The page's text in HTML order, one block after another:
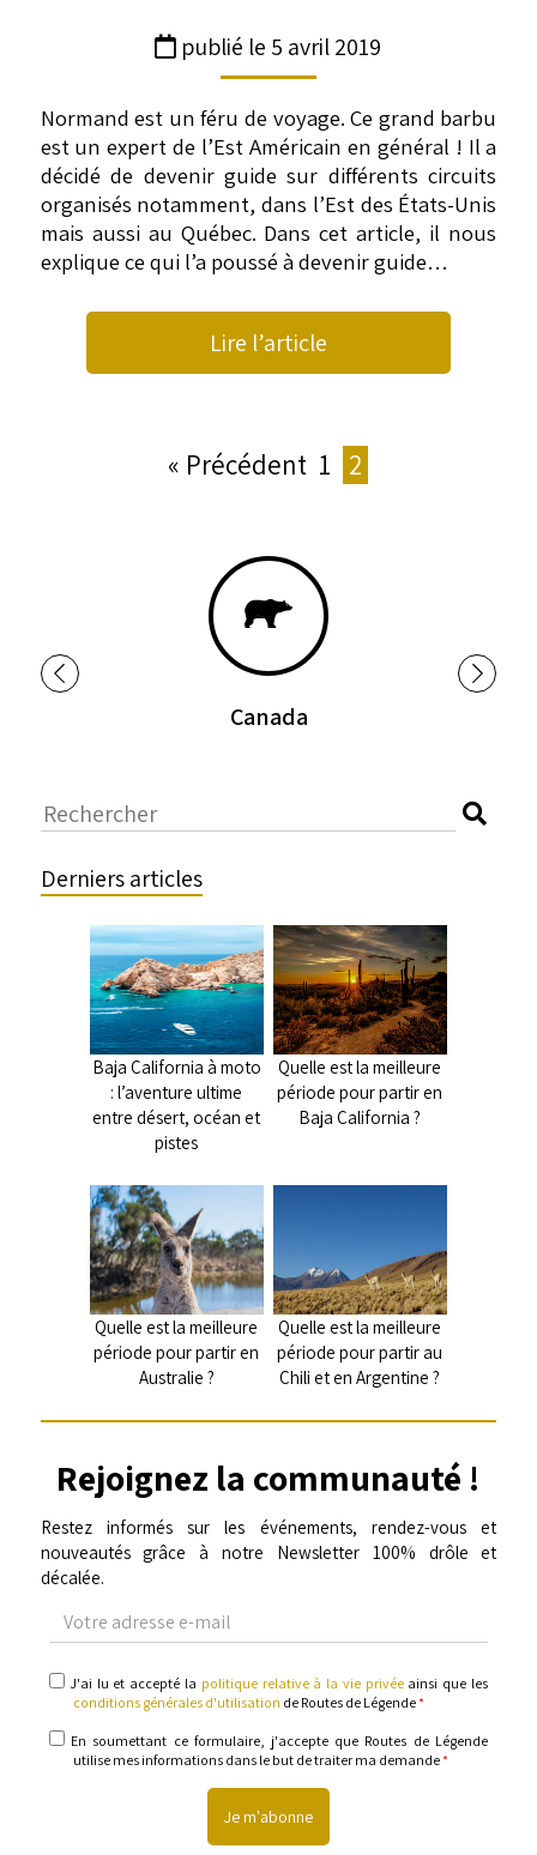
publié le 5 avril 2019
Normand est un féru de voyage. Ce grand barbu
est un expert de l’Est Américain en général ! Il a
décidé de devenir guide sur différents circuits
organisés notamment, dans l’Est des États-Unis
mais aussi au Québec. Dans cet article, il nous
explique ce qui l’a poussé à devenir guide…
Lire l’article
« Précédent 1 2
Canada
Derniers articles
Baja California à moto
: l’aventure ultime
entre désert, océan et
pistes
Quelle est la meilleure
période pour partir en
Baja California ?
Quelle est la meilleure
période pour partir en
Australie ?
Quelle est la meilleure
période pour partir au
Chili et en Argentine ?
Rejoignez la communauté !
Restez informés sur les événements, rendez-vous et
nouveautés grâce à notre Newsletter 100% drôle et
décalée.
adresse
e-
politique
relative
la
J'ai lu et accepté la politique relative à la vie privéeainsi que les
conditions générales d'utilisation de Routes de Légende*
informations
En soumettant ce formulaire, j'accepte que Routes de Légende
utilise mes informations dans le but de traiter ma demande*